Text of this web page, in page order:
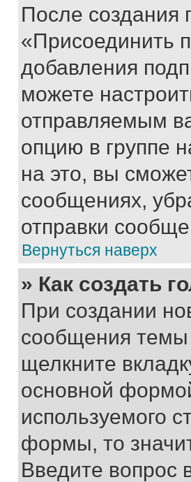
После создания
«Присоединить
добавления
можете
отправляемым
опцию в группе
на это, вы
сообщениях,
отправки
Вернуться наверх
» Как создать
При создании
сообщения темы
щелкните
основной
используемого
формы, то
Введите вопрос